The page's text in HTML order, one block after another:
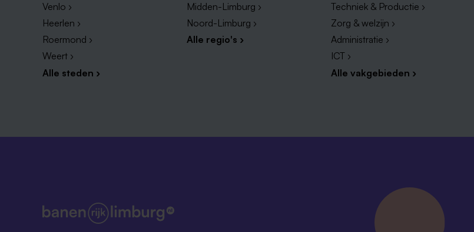
Venlo ›
Heerlen ›
Roermond ›
Weert ›
Alle steden ›
Midden-Limburg ›
Noord-Limburg ›
Alle regio's ›
Techniek & Productie ›
Zorg & welzijn ›
Administratie ›
ICT ›
Alle vakgebieden ›